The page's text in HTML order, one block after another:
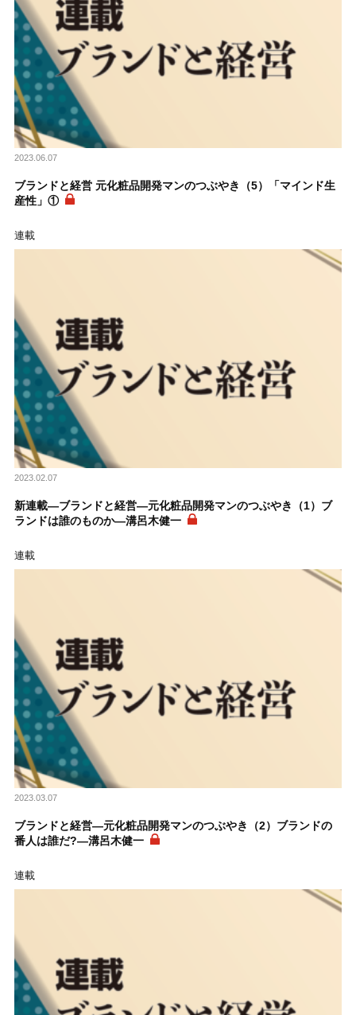
2023.06.07
ブランドと経営 元化粧品開発マンのつぶやき（5）「マインド生
産性」①
連載
2023.02.07
新連載―ブランドと経営―元化粧品開発マンのつぶやき（1）ブ
ランドは誰のものか―溝呂木健一
連載
2023.03.07
ブランドと経営―元化粧品開発マンのつぶやき（2）ブランドの
番人は誰だ?―溝呂木健一
連載